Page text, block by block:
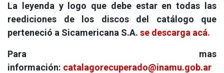
La leyenda y logo que debe estar en todas las
reediciones de los discos del catálogo que
perteneció a Sicamericana S.A. se descarga acá.
Para mas
información: catalagorecuperado@inamu.gob.ar